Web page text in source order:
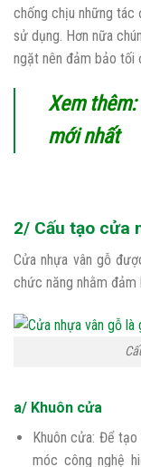
chống chịu những tác
sử dụng. Hơn nữa
ngặt nên đảm bảo tối
Xem thêm:
mới nhất
2/ Cấu tạo cửa
Cửa nhựa vân gỗ
chức năng nhằm
a/ Khuôn cửa
Khuôn cửa: Để
móc công nghệ